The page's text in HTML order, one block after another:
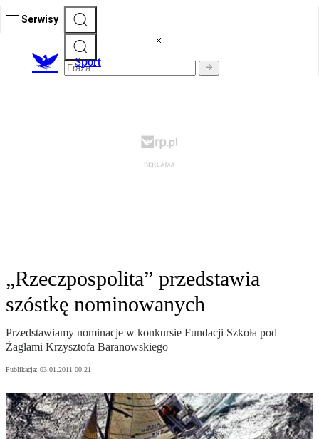
Serwisy
Sport
„Rzeczpospolita” przedstawia
szóstkę nominowanych
Przedstawiamy nominacje w konkursie Fundacji Szkoła pod
Żaglami Krzysztofa Baranowskiego
Publikacja: 03.01.2011 00:21